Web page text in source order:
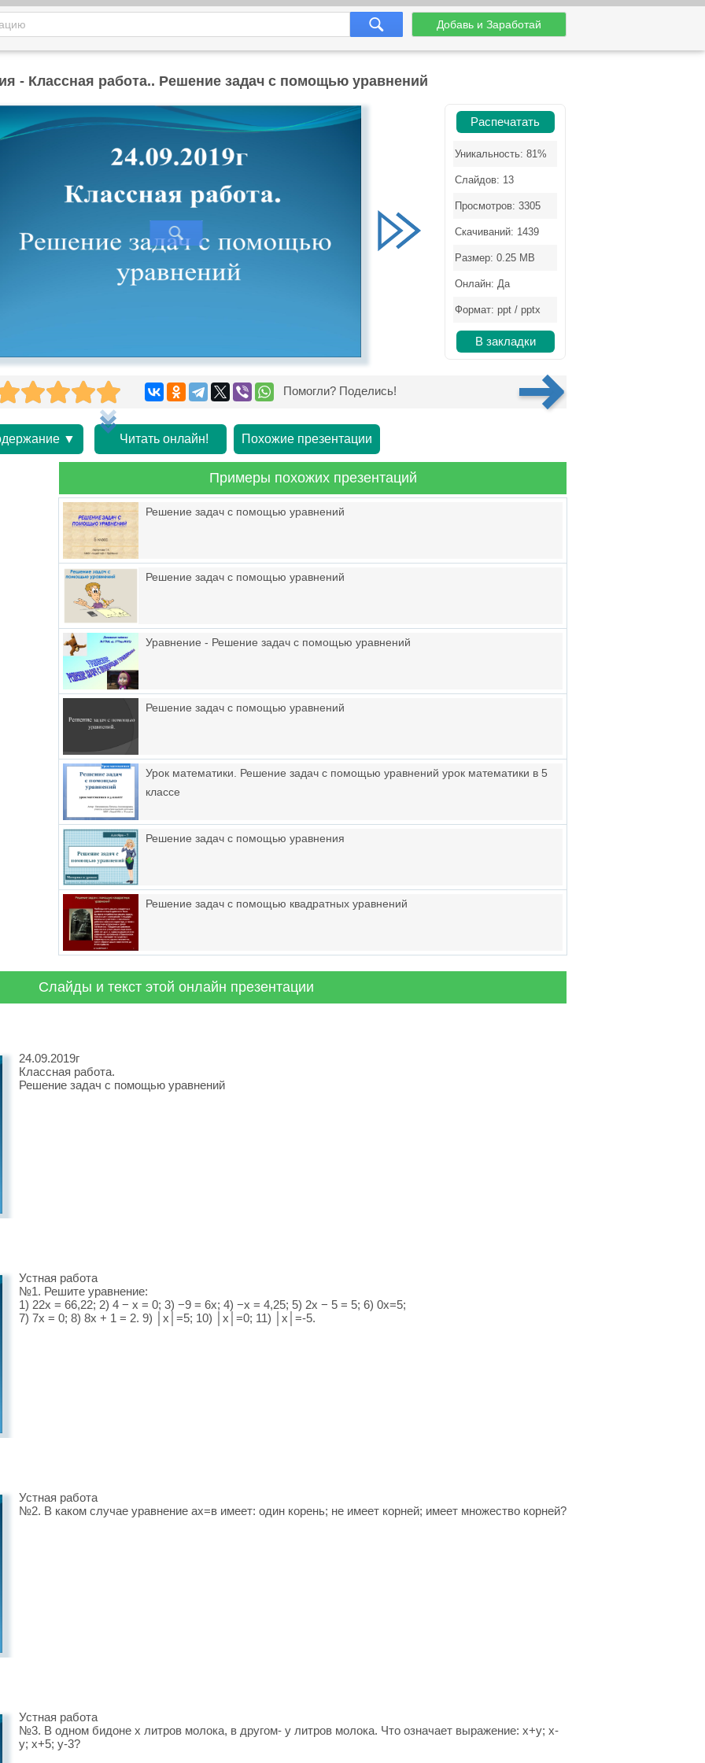
Добавь и Заработай
- Классная работа.. Решение задач с помощью уравнений
Распечатать
Уникальность: 81%
Слайдов: 13
Просмотров: 3305
Скачиваний: 1439
Размер: 0.25 MB
Онлайн: Да
Формат: ppt / pptx
В закладки
Помогли? Поделись!
▼ Читать онлайн! Похожие презентации
Примеры похожих презентаций
Решение задач с помощью уравнений
Решение задач с помощью уравнений
Уравнение - Решение задач с помощью уравнений
Решение задач с помощью уравнений
Урок математики. Решение задач с помощью уравнений урок математики в 5
классе
Решение задач с помощью уравнения
Решение задач с помощью квадратных уравнений
Слайды и текст этой онлайн презентации
24.09.2019г
Классная работа.
Решение задач с помощью уравнений
Устная работа
№1. Решите уравнение:
1) 22x = 66,22; 2) 4 − x = 0; 3) −9 = 6x; 4) −x = 4,25; 5) 2x − 5 = 5; 6) 0х=5;
7) 7x = 0; 8) 8x + 1 = 2. 9) │х│=5; 10) │х│=0; 11) │х│=-5.
Устная работа
№2. В каком случае уравнение ах=в имеет: один корень; не имеет корней; имеет множество корней?
Устная работа
№3. В одном бидоне х литров молока, в другом- у литров молока. Что означает выражение: х+у; х-
у; х+5; у-3?